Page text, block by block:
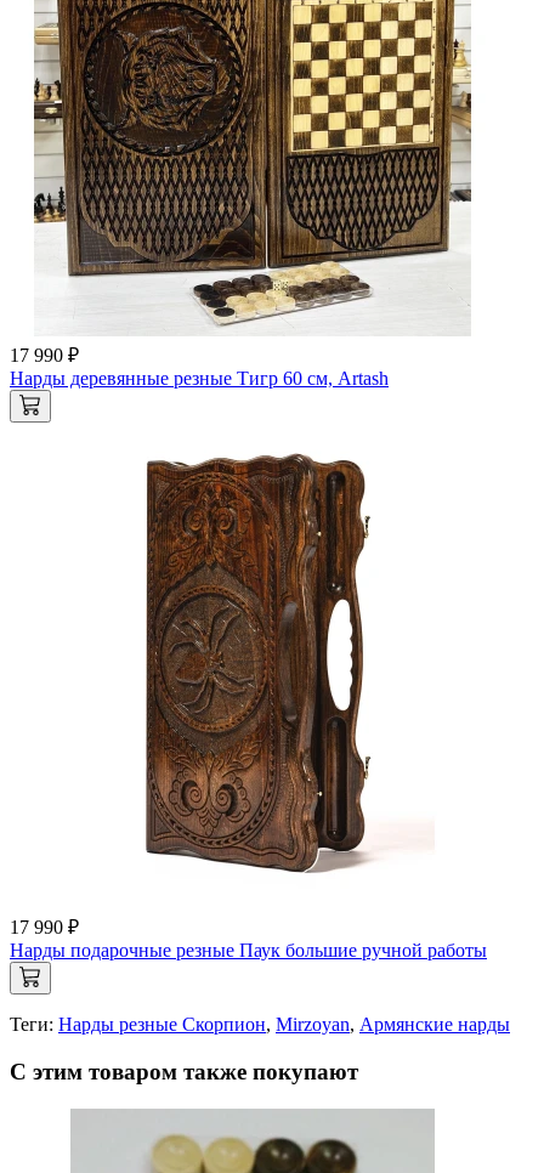
17 990 ₽
Нарды деревянные резные Тигр 60 см, Artash
17 990 ₽
Нарды подарочные резные Паук большие ручной работы
Теги: Нарды резные Скорпион, Mirzoyan, Армянские нарды
С этим товаром также покупают